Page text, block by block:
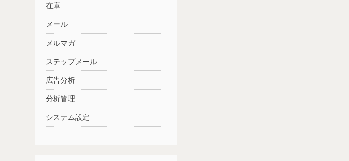
在庫
メール
メルマガ
ステップメール
広告分析
分析管理
システム設定